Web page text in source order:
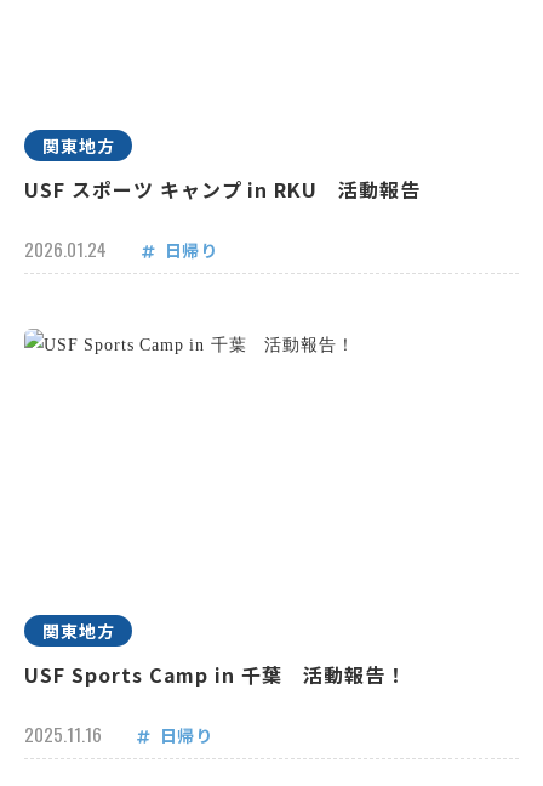
関東地方
USF スポーツ キャンプ in RKU 活動報告
2026.01.24 日帰り
関東地方
USF Sports Camp in 千葉 活動報告！
2025.11.16 日帰り